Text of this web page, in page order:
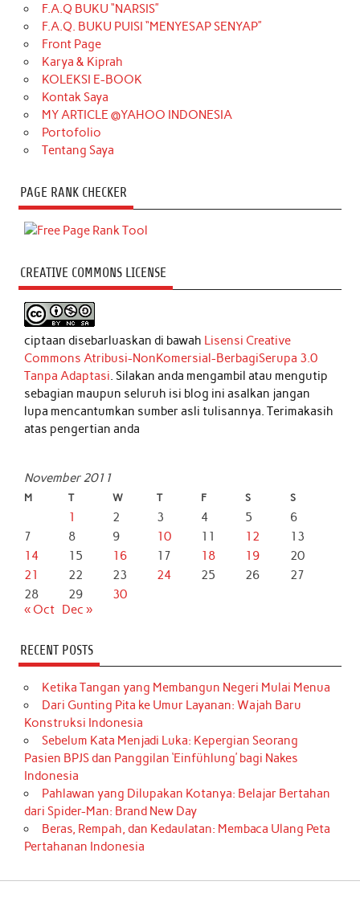
F.A.Q BUKU “NARSIS”
F.A.Q. BUKU PUISI “MENYESAP SENYAP”
Front Page
Karya & Kiprah
KOLEKSI E-BOOK
Kontak Saya
MY ARTICLE @YAHOO INDONESIA
Portofolio
Tentang Saya
PAGE RANK CHECKER
CREATIVE COMMONS LICENSE
ciptaan disebarluaskan di bawah Lisensi Creative
Commons Atribusi-NonKomersial-BerbagiSerupa 3.0
Tanpa Adaptasi. Silakan anda mengambil atau mengutip
sebagian maupun seluruh isi blog ini asalkan jangan
lupa mencantumkan sumber asli tulisannya. Terimakasih
atas pengertian anda
November 2011
M T W T F S S
1 2 3 4 5
6
7
8 9 10 11 12
13
14
15 16 17 18 19
20
21
22 23 24 25 26
27
28
29
30
« Oct
Dec »
RECENT POSTS
Ketika Tangan yang Membangun Negeri Mulai Menua
Dari Gunting Pita ke Umur Layanan: Wajah Baru
Konstruksi Indonesia
Sebelum Kata Menjadi Luka: Kepergian Seorang
Pasien BPJS dan Panggilan ‘Einfühlung’ bagi Nakes
Indonesia
Pahlawan yang Dilupakan Kotanya: Belajar Bertahan
dari Spider-Man: Brand New Day
Beras, Rempah, dan Kedaulatan: Membaca Ulang Peta
Pertahanan Indonesia